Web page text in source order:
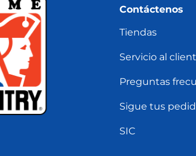
Contáctenos
Tiendas
Servicio al
Preguntas
Sigue tus
SIC